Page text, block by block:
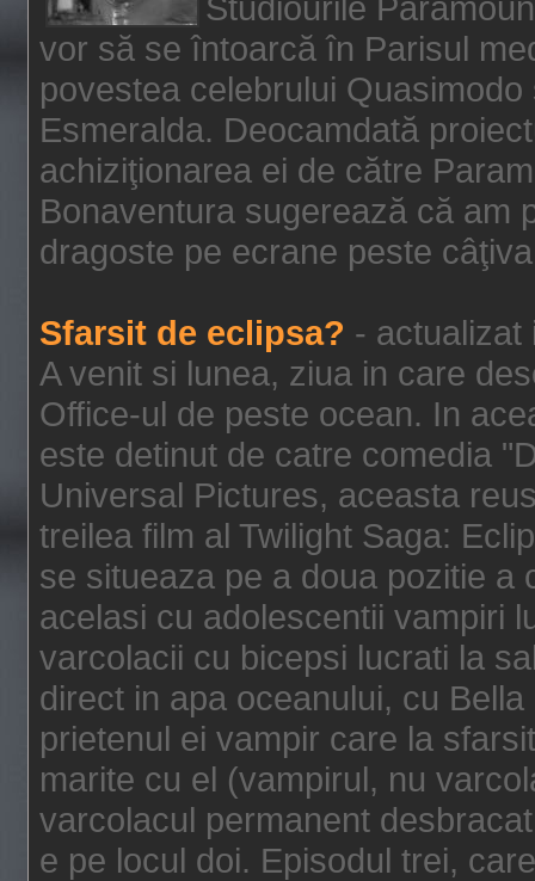
vor să se întoarcă în Parisul
povestea celebrului
Esmeralda. Deocamdată
achiziţionarea ei de către
Bonaventura sugerează că am
dragoste pe ecrane peste
Sfarsit de eclipsa? - actualizat
A venit si lunea, ziua in care
Office-ul de peste ocean. In
este detinut de catre comedia
Universal Pictures, aceasta
treilea film al Twilight Saga:
se situeaza pe a doua pozitie a
acelasi cu adolescentii vampiri
varcolacii cu bicepsi lucrati la
direct in apa oceanului, cu
prietenul ei vampir care la
marite cu el (vampirul, nu
varcolacul permanent
e pe locul doi. Episodul trei,